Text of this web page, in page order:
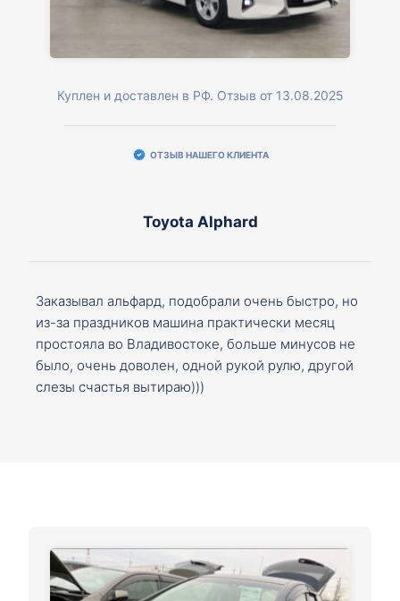
Куплен и доставлен в РФ. Отзыв от 13.08.2025
ОТЗЫВ НАШЕГО КЛИЕНТА
Toyota Alphard
Заказывал альфард, подобрали очень быстро, но
из-за праздников машина практически месяц
простояла во Владивостоке, больше минусов не
было, очень доволен, одной рукой рулю, другой
слезы счастья вытираю)))